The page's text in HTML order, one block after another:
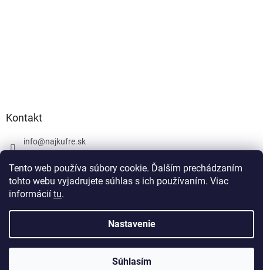
Tento web používa súbory cookie. Ďalším prechádzaním
tohto webu vyjadrujete súhlas s ich používaním. Viac
informácií tu.
Nastavenie
Súhlasím
Kontakt
info@najkufre.sk
Facebook
Vytvoril Shoptet
najkufre.sk. Všetky práva vyhradené.